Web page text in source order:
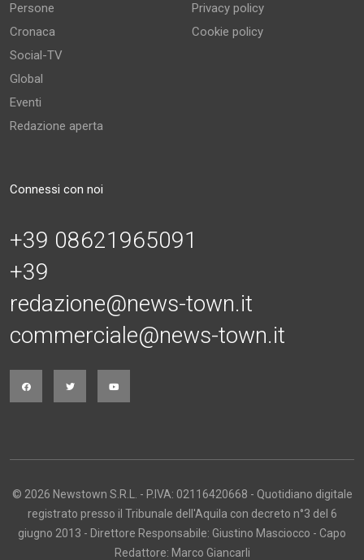
Persone
Cronaca
Social-TV
Global
Eventi
Redazione aperta
Privacy policy
Cookie policy
Connessi con noi
+39 08621965091
+39
redazione@news-town.it
commerciale@news-town.it
© 2026 Newstown S.R.L. - P.IVA: 02116420668 - Quotidiano digitale
registrato presso il Tribunale dell'Aquila con decreto n°3 del 6
giugno 2013 - Direttore Responsabile: Giustino Masciocco - Capo
Redattore: Marco Giancarli